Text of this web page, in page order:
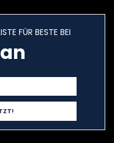
FÜR BESTE BEI